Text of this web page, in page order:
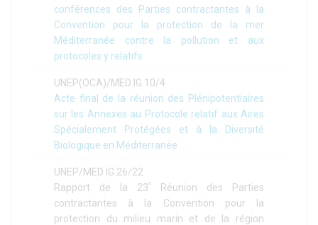
conférences des Parties contractantes à la
Convention pour la protection de la mer
Méditerranée contre la pollution et aux
protocoles y relatifs
UNEP(OCA)/MED IG.10/4
Acte final de la réunion des Plénipotentiaires
sur les Annexes au Protocole relatif aux Aires
Spécialement Protégées et à la Diversité
Biologique en Méditerranée
UNEP/MED IG.26/22
Rapport de la 23ᵉ
Réunion des Parties
contractantes à la Convention pour la
protection du milieu marin et de la région